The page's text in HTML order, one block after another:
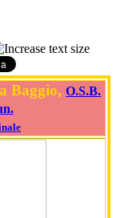
Baggio, O.S.B.